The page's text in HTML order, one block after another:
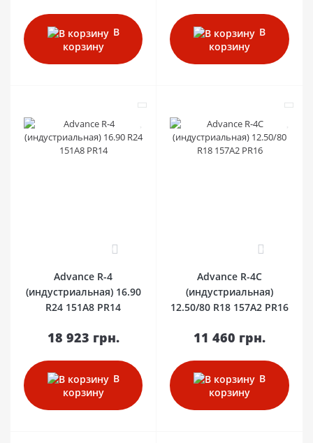
В
корзину
В
корзину
0
Advance R-4
(индустриальная) 16.90
R24 151A8 PR14
18 923 грн.
В
корзину
0
Advance R-4C
(индустриальная)
12.50/80 R18 157A2 PR16
11 460 грн.
В
корзину